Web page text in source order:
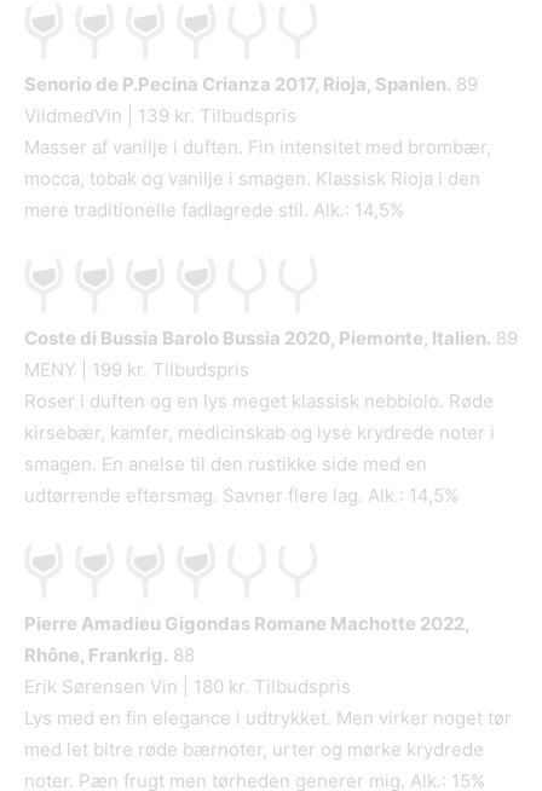
Senorio de P.Pecina Crianza 2017, Rioja, Spanien. 89
VildmedVin | 139 kr. Tilbudspris
Masser af vanilje i duften. Fin intensitet med brombær,
mocca, tobak og vanilje i smagen. Klassisk Rioja i den
mere traditionelle fadlagrede stil. Alk.: 14,5%
Coste di Bussia Barolo Bussia 2020, Piemonte, Italien. 89
MENY | 199 kr. Tilbudspris
Roser i duften og en lys meget klassisk nebbiolo. Røde
kirsebær, kamfer, medicinskab og lyse krydrede noter i
smagen. En anelse til den rustikke side med en
udtørrende eftersmag. Savner flere lag. Alk.: 14,5%
Pierre Amadieu Gigondas Romane Machotte 2022,
Rhône, Frankrig. 88
Erik Sørensen Vin | 180 kr. Tilbudspris
Lys med en fin elegance i udtrykket. Men virker noget tør
med let bitre røde bærnoter, urter og mørke krydrede
noter. Pæn frugt men tørheden generer mig. Alk.: 15%